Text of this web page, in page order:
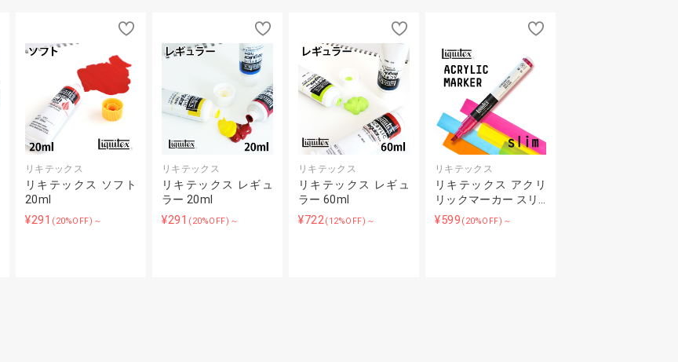
リキテックス
リキテックス ソフト
20ml
¥291 (20%OFF)～
リキテックス
リキテックス レギュ
ラー 20ml
¥291 (20%OFF)～
リキテックス
リキテックス レギュ
ラー 60ml
¥722(12%OFF)～
リキテックス
リキテックス アクリ
リックマーカー スリ…
¥599 (20%OFF)～